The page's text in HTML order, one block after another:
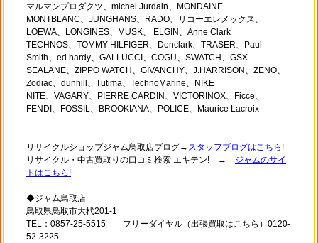
マルマンプロダクツ、michel Jurdain、MONDAINE
MONTBLANC、JUNGHANS、RADO、リコーエレメックス、
LOEWA、LONGINES、MUSK、 ELGIN、Anne Clark
TECHNOS、TOMMY HILFIGER、Donclark、TRASER、Paul
Smith、ed hardy、GALLUCCI、COGU、SWATCH、GSX
SEALANE、ZIPPO WATCH、GIVANCHY、J.HARRISON、ZENO、
Zodiac、dunhill、Tutima、TechnoMarine、NIKE
NITE、VAGARY、PIERRE CARDIN、VICTORINOX、Ficce、
FENDI、FOSSIL、BROOKIANA、POLICE、Maurice Lacroix
リサイクルショップジャム鳥取店ブログ→ スタッフブログはこちら!
リサイクル・中古買取りの口コミ検索 エキテン! → ジャムのサイ
トはこちら!
◆ジャム鳥取店
鳥取県鳥取市大杙201-1
TEL：0857-25-5515 フリーダイヤル（出張買取はこちら）0120-
52-3225